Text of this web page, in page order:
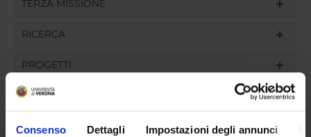
Consenso Dettagli Impostazioni degli annunci
TERZA MISSIONE
RICERCA
PROGETTI
INCARICHI